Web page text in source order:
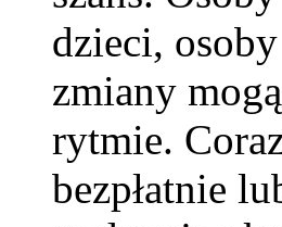
dzieci,
zmiany
rytmie.
bezpłatnie